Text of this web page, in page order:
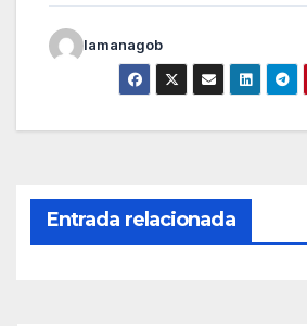
lamanagob
Entrada relacionada